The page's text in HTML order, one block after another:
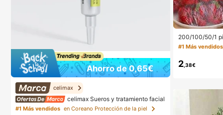
Ahorro de 0,65€
celimax
celimax Sueros y tratamiento facial
#1 Más vendidos en Coreano Protección de la piel
200/100/50/1
a adherente
e ducha,
echables para
reforzada,
#1 Más vendidos
2 ,38€